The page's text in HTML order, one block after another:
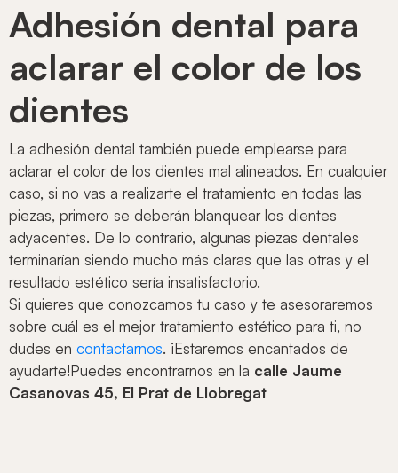
Adhesión dental para
aclarar el color de los
dientes
La adhesión dental también puede emplearse para
aclarar el color de los dientes mal alineados. En cualquier
caso, si no vas a realizarte el tratamiento en todas las
piezas, primero se deberán blanquear los dientes
adyacentes. De lo contrario, algunas piezas dentales
terminarían siendo mucho más claras que las otras y el
resultado estético sería insatisfactorio.
Si quieres que conozcamos tu caso y te asesoraremos
sobre cuál es el mejor tratamiento estético para ti, no
dudes en contactarnos. ¡Estaremos encantados de
ayudarte!Puedes encontrarnos en la calle Jaume
Casanovas 45, El Prat de Llobregat